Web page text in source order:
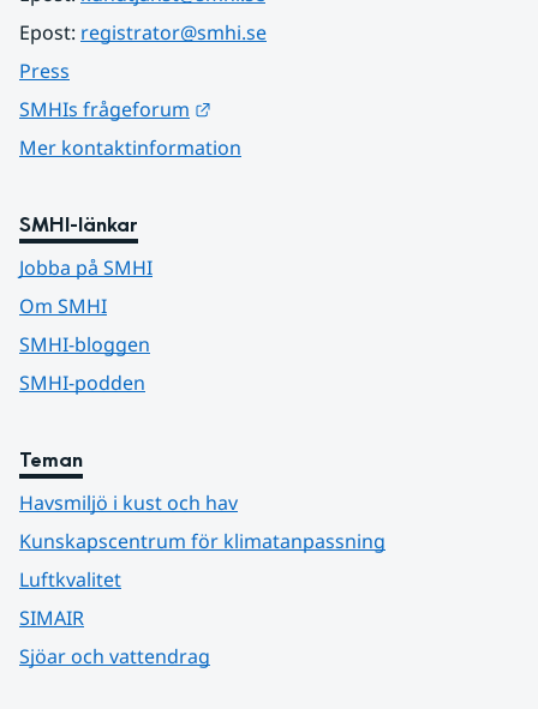
Epost: registrator@smhi.se
Press
SMHIs frågeforum
Mer kontaktinformation
SMHI-länkar
Jobba på SMHI
Om SMHI
SMHI-bloggen
SMHI-podden
Teman
Havsmiljö i kust och hav
Kunskapscentrum för klimatanpassning
Luftkvalitet
SIMAIR
Sjöar och vattendrag